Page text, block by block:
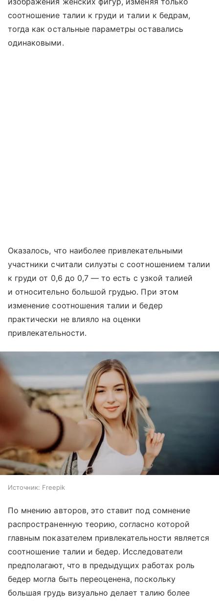
соотношение талии к груди и талии к бедрам,
тогда как остальные параметры оставались
одинаковыми.
Оказалось, что наиболее привлекательными
участники считали силуэты с соотношением талии
к груди от 0,6 до 0,7 — то есть с узкой талией
и относительно большой грудью. При этом
изменение соотношения талии и бедер
практически не влияло на оценки
привлекательности.
Источник: Freepik
По мнению авторов, это ставит под сомнение
распространенную теорию, согласно которой
главным показателем привлекательности является
соотношение талии и бедер. Исследователи
предполагают, что в предыдущих работах роль
бедер могла быть переоценена, поскольку
большая грудь визуально делает талию более